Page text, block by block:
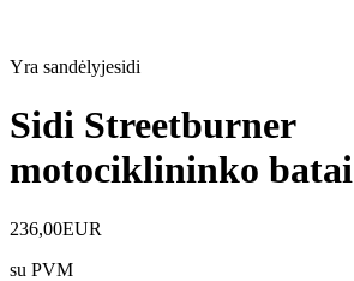
Yra sandėlyjesidi
Sidi Streetburner
motociklininko batai
236,00EUR
su PVM